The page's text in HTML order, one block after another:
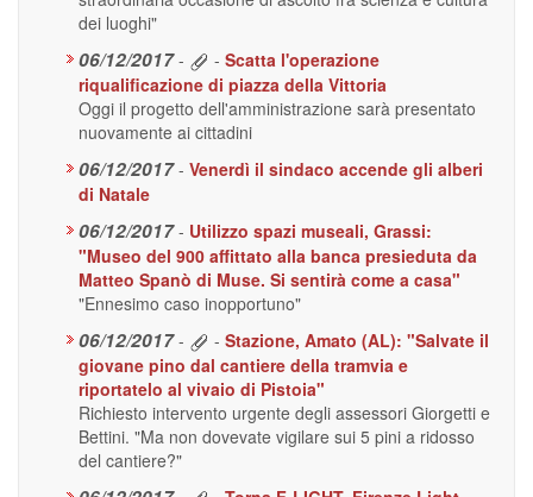
dei luoghi"
06/12/2017 - - Scatta l'operazione
riqualificazione di piazza della Vittoria
Oggi il progetto dell'amministrazione sarà presentato
nuovamente ai cittadini
06/12/2017 - Venerdì il sindaco accende gli alberi
di Natale
06/12/2017 - Utilizzo spazi museali, Grassi:
"Museo del 900 affittato alla banca presieduta da
Matteo Spanò di Muse. Si sentirà come a casa"
"Ennesimo caso inopportuno"
06/12/2017 - - Stazione, Amato (AL): "Salvate il
giovane pino dal cantiere della tramvia e
riportatelo al vivaio di Pistoia"
Richiesto intervento urgente degli assessori Giorgetti e
Bettini. "Ma non dovevate vigilare sui 5 pini a ridosso
del cantiere?"